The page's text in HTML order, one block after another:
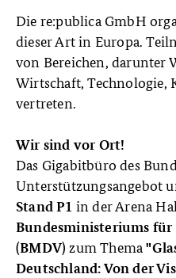
Die re:publica GmbH
dieser Art in Europa.
von Bereichen, darunter
Wirtschaft, Technologie,
vertreten.
Wir sind vor Ort!
Das Gigabitbüro des
Unterstützungsangebot
Stand P1 in der Arena
Bundesministeriums
(BMDV)zum Thema
Deutschland: Von der